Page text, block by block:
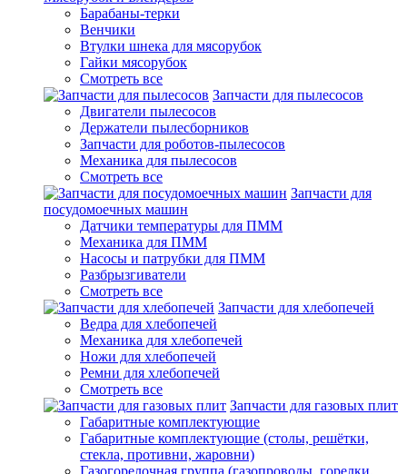
Барабаны-терки
Венчики
Втулки шнека для мясорубок
Гайки мясорубок
Смотреть все
Запчасти для пылесосов
Двигатели пылесосов
Держатели пылесборников
Запчасти для роботов-пылесосов
Механика для пылесосов
Смотреть все
Запчасти для
посудомоечных машин
Датчики температуры для ПММ
Механика для ПММ
Насосы и патрубки для ПММ
Разбрызгиватели
Смотреть все
Запчасти для хлебопечей
Ведра для хлебопечей
Механика для хлебопечей
Ножи для хлебопечей
Ремни для хлебопечей
Смотреть все
Запчасти для газовых плит
Габаритные комплектующие
Габаритные комплектующие (столы, решётки,
стекла, противни, жаровни)
Газогорелочная группа (газопроводы, горелки,